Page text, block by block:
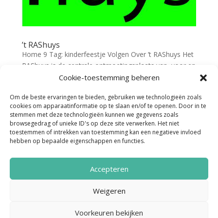
Cookie-toestemming beheren
Om de beste ervaringen te bieden, gebruiken we technologieën zoals
cookies om apparaatinformatie op te slaan en/of te openen. Door in te
stemmen met deze technologieën kunnen we gegevens zoals
browsegedrag of unieke ID's op deze site verwerken. Het niet
toestemmen of intrekken van toestemming kan een negatieve invloed
hebben op bepaalde eigenschappen en functies.
Accepteren
Weigeren
Voorkeuren bekijken
’t RAShuys
Home 9 Tag: kinderfeestje Volgen Over ’t RAShuys Het
RAShuys is de centrale ontmoetingsplaats van, voor en
door de inwoners en lokale ondernemers van
waar alle inwoners – van de jongste tot de oudste
inwoner...
Realisatie:Media Totaal Noord